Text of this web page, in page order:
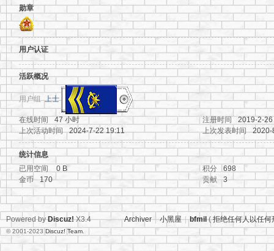
地
资
勋章
用户认证
活跃概况
用户组上士
在线时间 47 小时 注册时间
2019-2-
上次活动时间
2024-7-22 19:11 上次发表时间 2020-
统计信息
已用空间
0 B 积分
698
金币
170 贡献 3
Archiver | 小黑屋 | bfmil(拒绝任何人以任
Powered byDiscuz! X3.4
© 2001-2023 Discuz! Team.